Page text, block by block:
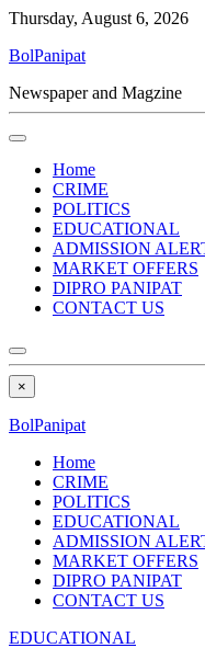
Thursday, August 6, 2026
BolPanipat
Newspaper and Magzine
Home
CRIME
POLITICS
EDUCATIONAL
ADMISSION
MARKET OFFERS
DIPRO PANIPAT
CONTACT US
×
BolPanipat
Home
CRIME
POLITICS
EDUCATIONAL
ADMISSION
MARKET OFFERS
DIPRO PANIPAT
CONTACT US
EDUCATIONAL